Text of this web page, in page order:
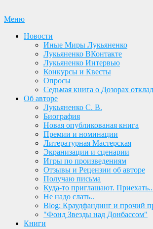
Перейти
содержимому
Меню
Новости
Иные Миры Лукьяненко
Лукьяненко ВКонтакте
Лукьяненко Интервью
Конкурсы и Квесты
Опросы
Седьмая книга о Дозорах
Об авторе
Лукьяненко С. В.
Биография
Новая опубликованая книга
Премии и номинации
Литературная Мастерская
Экранизации и сценарии
Игры по произведениям
Отзывы и Рецензии об авторе
Получаю письма
Куда-то приглашают.
Не надо слать..
Blog: Краудфандинг и прочий
"Фонд Звезды над Донбассом"
Книги